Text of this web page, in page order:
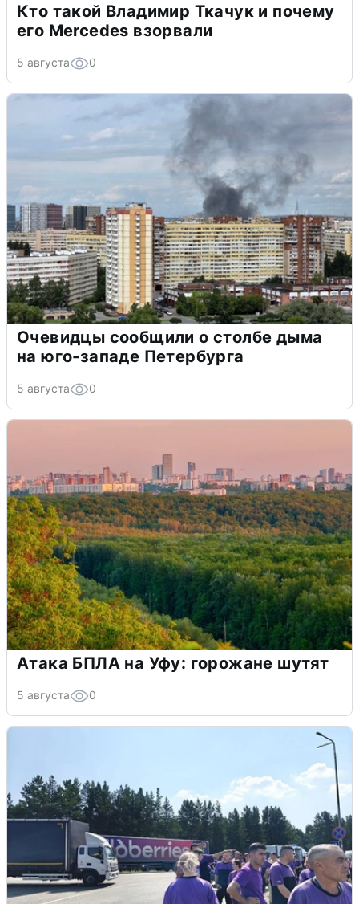
Кто такой Владимир Ткачук и почему
его Mercedes взорвали
5 августа 0
Очевидцы сообщили о столбе дыма
на юго-западе Петербурга
5 августа 0
Атака БПЛА на Уфу: горожане шутят
5 августа 0